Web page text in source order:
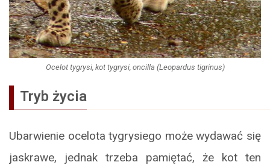
Ocelot tygrysi, kot tygrysi, oncilla (Leopardus tigrinus)
Tryb życia
Ubarwienie ocelota tygrysiego może wydawać się
jaskrawe, jednak trzeba pamiętać, że kot ten